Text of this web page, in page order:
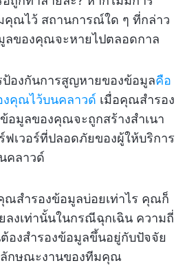
คุณไว้ สถานการณ์ใด ๆ ที่กล่าว
ลของคุณจะหายไปตลอดกาล
องกันการสูญหายของข้อมูลคือ
งคุณไว้บนคลาวด์ เมื่อคุณสำรอง
อมูลของคุณจะถูกสร้างสำเนา
ฟเวอร์ที่ปลอดภัยของผู้ให้บริการ
คลาวด์
ณสำรองข้อมูลบ่อยเท่าไร คุณก็
ลงเท่านั้นในกรณีฉุกเฉิน ความถี่
องสำรองข้อมูลขึ้นอยู่กับปัจจัย
ลักษณะงานของทีมคุณ